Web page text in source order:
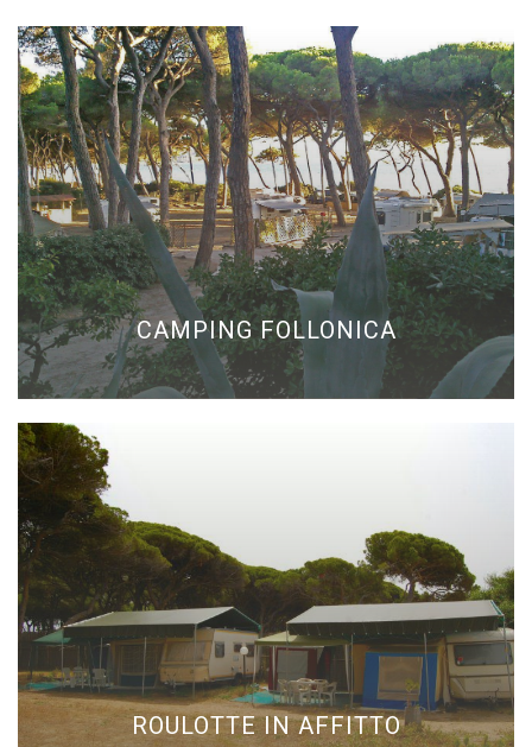
CAMPING FOLLONICA
ROULOTTE IN AFFITTO